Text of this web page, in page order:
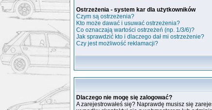
Ostrzeżenia - system kar dla użytkowników
Czym są ostrzeżenia?
Kto może dawać i usuwać ostrzeżenia?
Co oznaczają wartości ostrzeżeń (np. 1/3/6)?
Jak sprawdzić kto i dlaczego dał mi ostrzeżenie?
Czy jest możliwość reklamacji?
Dlaczego nie mogę się zalogować?
A zarejestrowałeś się? Naprawdę musisz się